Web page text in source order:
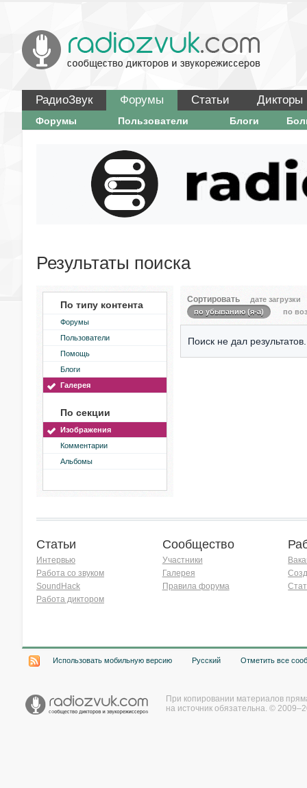
РадиоЗвук Форумы Статьи Дикторы
Форумы Пользователи Блоги
Результаты поиска
По типу контента
Форумы
Пользователи
Помощь
Блоги
Галерея
По секции
Изображения
Комментарии
Альбомы
Сортировать
дате загрузки
по убыванию (я-а)
по
Поиск не дал результатов.
Статьи
Интервью
Работа со звуком
SoundHack
Работа диктором
Сообщество
Участники
Галерея
Правила форума
Использовать мобильную версию Русский Отметить все
При копировании материалов
на источник обязательна. ©